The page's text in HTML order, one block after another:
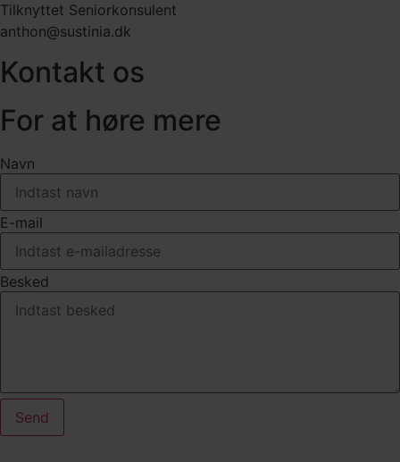
Tilknyttet Seniorkonsulent
anthon@sustinia.dk
Kontakt os
For at høre mere
Navn
E-mail
Besked
Send